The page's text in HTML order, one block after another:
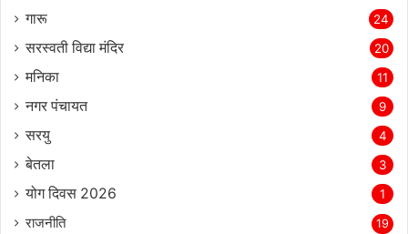
गारू 24
सरस्‍वती विद्या मंदिर 20
मनिका 11
नगर पंचायत 9
सरयु 4
बेतला 3
योग दिवस 2026 1
राजनीति 19